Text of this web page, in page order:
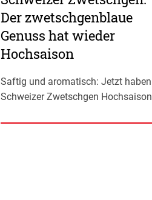
Der zwetschgenblaue
Genuss hat wieder
Hochsaison
Saftig und aromatisch: Jetzt haben
Schweizer Zwetschgen